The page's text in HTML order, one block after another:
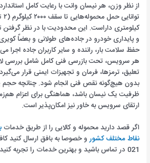
از نظر وزن، هر نیسان وانت با رعایت کامل
کیلومتری داراست. این محدودیت با در نظر گرفتن
و پایداری خودرو در جاده‌های طولانی و بعضاً
حفظ سلامت بار، راننده و سایر کاربران جاده اجرا
هر سرویس، تحت بازرسی فنی کامل شامل بررسی
تعلیق، ترمزها، فرمان و تجهیزات ایمنی قرار
بدون هیچ‌گونه نقص فنی انجام شود. چنانچه حجم
ظرفیت یک نیسان باشد، هماهنگی برای اعزام
ارتقای سرویس به خاور نیز امکان‌پذیر است.
اگر قصد دارید محموله و کالایی را از طریق خدمات
نقاط مختلف کشور
021 در تماس باشید و بهترین خدمات را تجربه کنید.